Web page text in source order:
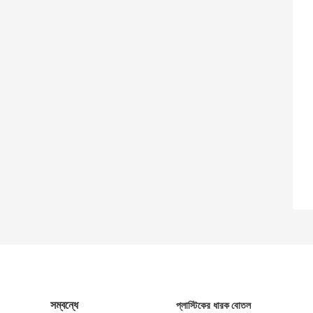
সম্বন্ধে প্লাস্টিকের ধারক বোতল